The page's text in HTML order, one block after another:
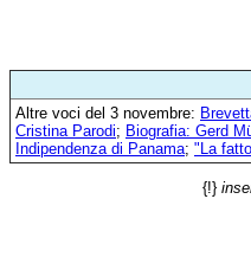
Altre voci del 3 novembre:
Cristina Parodi; Biografia: Gerd
Indipendenza di Panama; "La
{!}